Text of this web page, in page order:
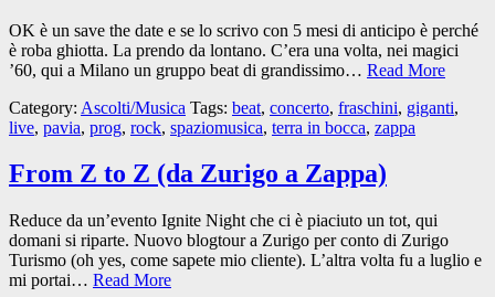
OK è un save the date e se lo scrivo con 5 mesi di anticipo è perché
è roba ghiotta. La prendo da lontano. C’era una volta, nei magici
’60, qui a Milano un gruppo beat di grandissimo… Read More
Category: Ascolti/Musica Tags: beat, concerto, fraschini, giganti,
live, pavia, prog, rock, spaziomusica, terra in bocca, zappa
From Z to Z (da Zurigo a Zappa)
Reduce da un’evento Ignite Night che ci è piaciuto un tot, qui
domani si riparte. Nuovo blogtour a Zurigo per conto di Zurigo
Turismo (oh yes, come sapete mio cliente). L’altra volta fu a luglio e
mi portai… Read More